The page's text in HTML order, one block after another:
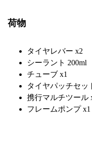
荷物
タイヤレバー x2
シーラント 200ml
チューブ x1
タイヤパッチセッ
携行マルチツール
フレームポンプ x1